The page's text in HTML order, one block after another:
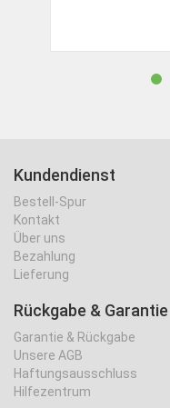
Kundendienst
Bestell-Spur
Kontakt
Über uns
Bezahlung
Lieferung
Rückgabe & Garantie
Garantie & Rückgabe
Unsere AGB
Haftungsausschluss
Hilfezentrum